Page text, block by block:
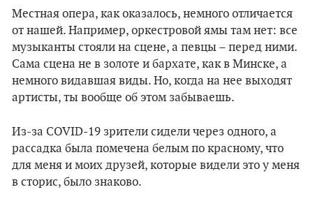
Местная опера, как оказалось, немного отличается
от нашей. Например, оркестровой ямы там нет: все
музыканты стояли на сцене, а певцы – перед ними.
Сама сцена не в золоте и бархате, как в Минске, а
немного видавшая виды. Но, когда на нее выходят
артисты, ты вообще об этом забываешь.
Из-за COVID-19 зрители сидели через одного, а
рассадка была помечена белым по красному, что
для меня и моих друзей, которые видели это у меня
в сторис, было знаково.